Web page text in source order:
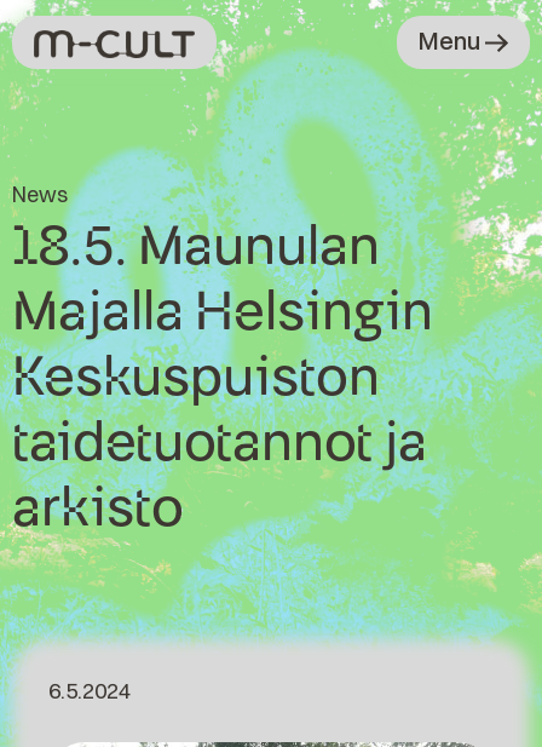
Menu
News
18.5. Maunulan
Majalla Helsingin
Keskuspuiston
taidetuotannot ja
arkisto
6.5.2024